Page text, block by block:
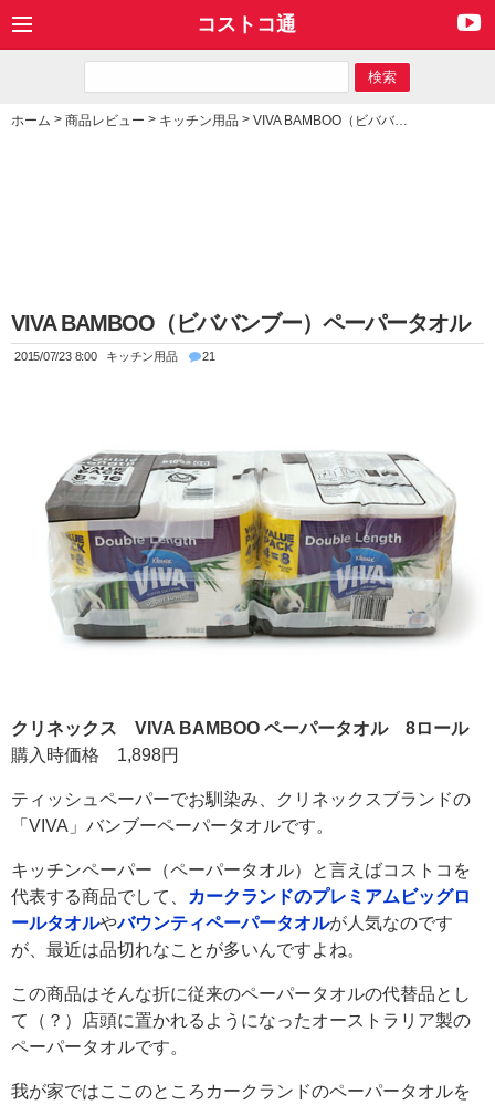
コストコ通
ホーム > 商品レビュー > キッチン用品 > VIVA BAMBOO（ビババンブー）ペーパータオル
VIVA BAMBOO（ビババンブー）ペーパータオル
2015/07/23 8:00 キッチン用品 21
クリネックス VIVA BAMBOO ペーパータオル 8ロール
購入時価格 1,898円
ティッシュペーパーでお馴染み、クリネックスブランドの
「VIVA」バンブーペーパータオルです。
キッチンペーパー（ペーパータオル）と言えばコストコを
代表する商品でして、
カークランドのプレミアムビッグロ
ールタオルやバウンティペーパータオルが人気なのです
が、最近は品切れなことが多いんですよね。
この商品はそんな折に従来のペーパータオルの代替品とし
て（？）店頭に置かれるようになったオーストラリア製の
ペーパータオルです。
我が家ではここのところカークランドのペーパータオルを